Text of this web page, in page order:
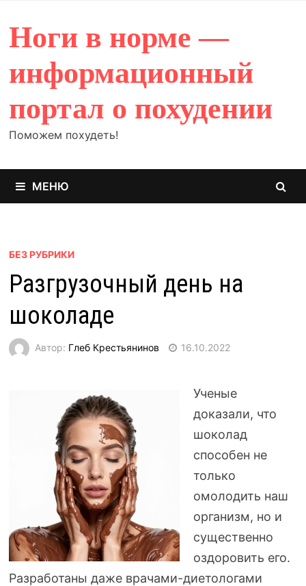
содержимому
Ноги в норме —
информационный
портал о похудении
Поможем похудеть!
МЕНЮ
БЕЗ РУБРИКИ
Разгрузочный день на
шоколаде
Автор: Глеб Крестьянинов 16.10.2022
Ученые
доказали, что
шоколад
способен не
только
омолодить наш
организм, но и
существенно
оздоровить его.
Разработаны даже врачами-диетологами